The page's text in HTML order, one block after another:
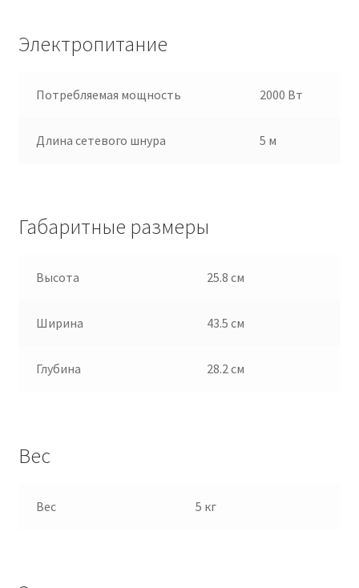
Электропитание
Потребляемая мощность 2000 Вт
Длина сетевого шнура 5 м
Габаритные размеры
Высота 25.8 см
Ширина 43.5 см
Глубина 28.2 см
Вес
Вес 5 кг